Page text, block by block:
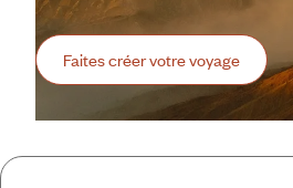
Faites créer votre voyage